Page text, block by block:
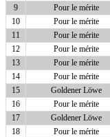
9
Pour le mérite
10
Pour le mérite
11
Pour le mérite
12
Pour le mérite
13
Pour le mérite
14
Pour le mérite
15
Goldener Löwe
16
Pour le mérite
17
Goldener Löwe
18
Pour le mérite